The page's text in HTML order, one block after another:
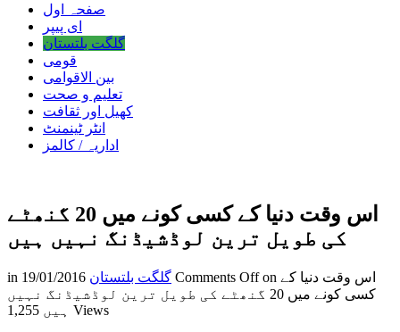
صفحہ اول
ای پیپر
گلگت بلتستان
قومی
بین الاقوامی
تعلیم و صحت
کھیل اور ثقافت
انٹر ٹینمنٹ
اداریہ / کالمز
اس وقت دنیا کے کسی کونے میں 20 گنھٹے
کی طویل ترین لوڈشیڈنگ نہیں ہیں
in گلگت بلتستان 19/01/2016 Comments Offon اس وقت دنیا کے
کسی کونے میں 20 گنھٹے کی طویل ترین لوڈشیڈنگ نہیں
ہیں 1,255 Views